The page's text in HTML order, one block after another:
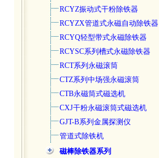
RCYZ振动式干粉除铁器
RCYZX管道式永磁自动除铁器
RCYQ轻型带式永磁除铁器
RCYSC系列槽式永磁除铁器
RCT系列永磁滚筒
CTZ系列中场强永磁滚筒
CTB永磁筒式磁选机
CXJ干粉永磁滚筒式磁选机
GJT-B系列金属探测仪
管道式除铁机
磁棒除铁器系列